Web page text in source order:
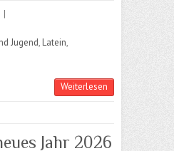
|
Jugend, Latein,
Weiterlesen
Jahr 2026